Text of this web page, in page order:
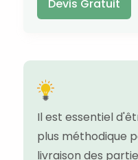
Devis Gratuit
Il est essentiel
plus méthodique
livraison des